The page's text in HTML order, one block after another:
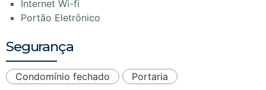
Internet Wi-fi
Portão Eletrônico
Segurança
Condomínio fechado Portaria